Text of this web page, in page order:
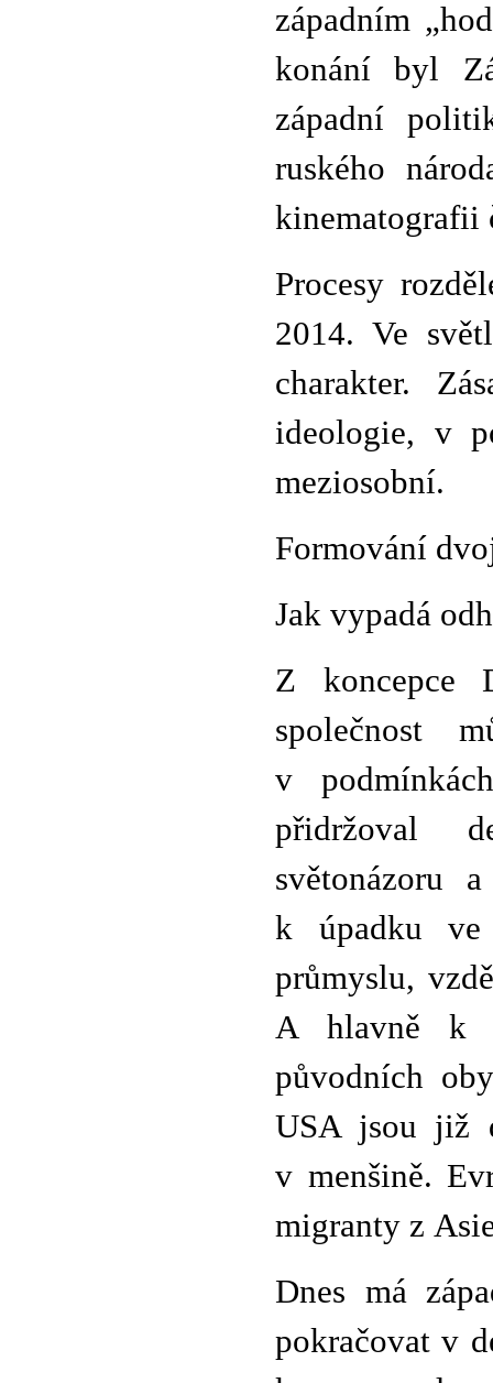
západním
konání byl
západní
ruského
kinematografii
Procesy
2014. Ve
charakter.
ideologie, v
meziosobní.
Formování
Jak vypadá
Z koncepce
společnost
v
přidržoval
světonázoru
k úpadku ve
průmyslu,
A hlavně k
původních
USA jsou již
v menšině.
migranty z
Dnes má
pokračovat v